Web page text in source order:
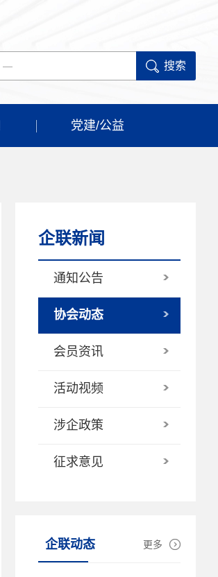
搜索
党建/公益
企联新闻
通知公告
协会动态
会员资讯
活动视频
涉企政策
征求意见
企联动态 更多